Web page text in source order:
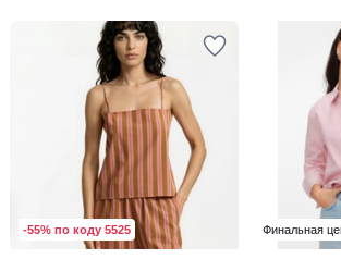
-55% по коду 5525 Финальная